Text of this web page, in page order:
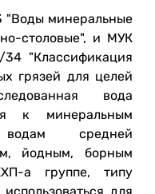
"Воды минеральные
столовые", и МУК
"Классификация
грязей для целей
вода
к минеральным
средней
йодным, борным
а группе, типу